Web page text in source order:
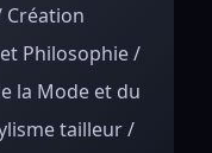
Philosophie /
la Mode et du
tailleur /